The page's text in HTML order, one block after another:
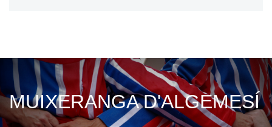
MUIXERANGA D'ALGEMESÍ